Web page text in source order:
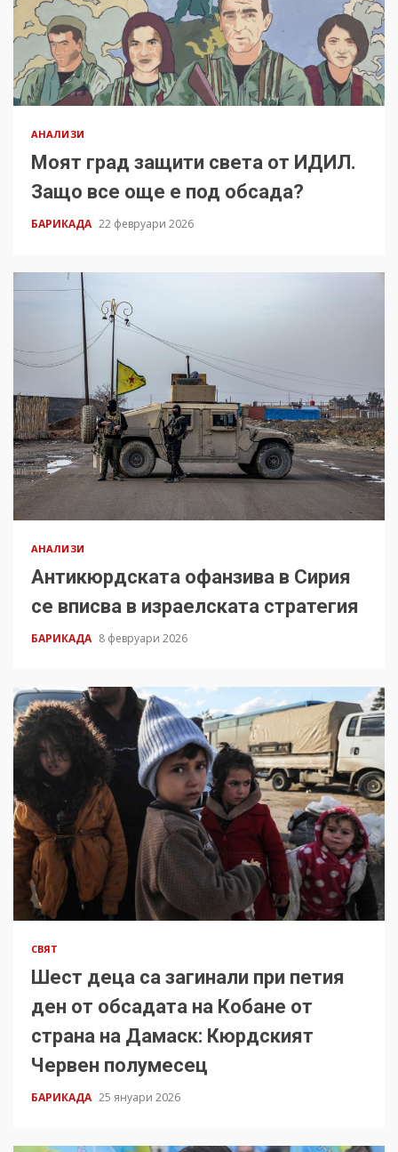
АНАЛИЗИ
Моят град защити света от ИДИЛ.
Защо все още е под обсада?
БАРИКАДА 22 февруари 2026
АНАЛИЗИ
Антикюрдската офанзива в Сирия
се вписва в израелската стратегия
БАРИКАДА 8 февруари 2026
СВЯТ
Шест деца са загинали при петия
ден от обсадата на Кобане от
страна на Дамаск: Кюрдският
Червен полумесец
БАРИКАДА 25 януари 2026